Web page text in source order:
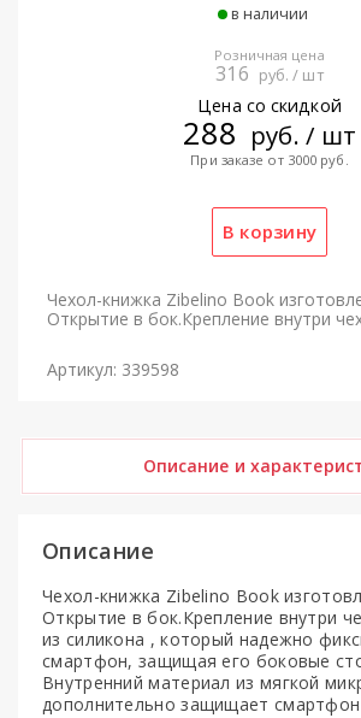
в наличии
Розничная цена
316 руб. / шт
Цена со скидкой
288 руб. / шт
При заказе от 3000 руб.
Чехол-книжка Zibelino Book
Открытие в бок.Крепление внутри
Артикул: 339598
Описание и
Описание
Чехол-книжка Zibelino Book
Открытие в бок.Крепление внутри
из силикона , который надежно
смартфон, защищая его боковые
Внутренний материал из мягкой
дополнительно защищает